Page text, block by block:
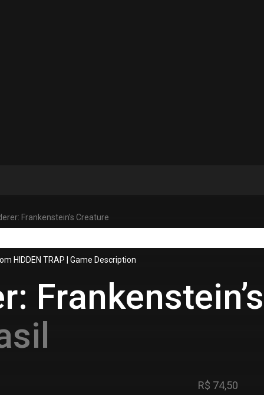
Frankenstein’s Creature
HIDDEN TRAP Game Description
R$ 74,50